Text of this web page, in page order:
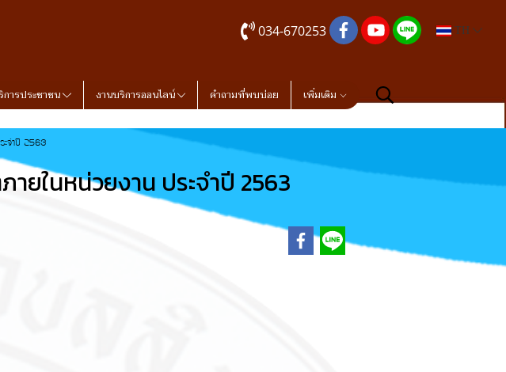
034-670253 TH
การประชาชน งานบริการออนไลน์ คำถามที่พบบ่อย เพิ่มเติม
ะจำปี 2563
ายในหน่วยงาน ประจำปี 2563